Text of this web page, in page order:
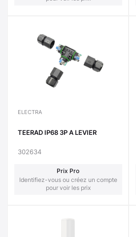
ELECTRA
TEERAD IP68 3P A LEVIER
302634
Prix Pro
Identifiez-vous ou créez un compte
pour voir les prix